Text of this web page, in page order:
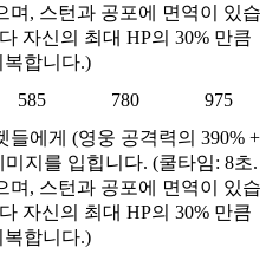
며, 스턴과 공포에 면역이 있습
자신의 최대 HP의 30% 만큼
복합니다.)
585 780
975
들에게 (영웅 공격력의 390% +
지를 입힙니다. (쿨타임: 8초.
며, 스턴과 공포에 면역이 있습
자신의 최대 HP의 30% 만큼
복합니다.)